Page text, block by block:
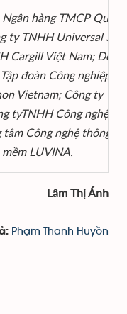
hàng TMCP Quân
ty TNHH Universal
Cargill Việt Nam;
đoàn Công nghiệp -
Vietnam; Công ty
tyTNHH Công nghệ
Công nghệ thông tin
LUVINA.
Lâm Thị Ánh
Phạm Thanh Huyền